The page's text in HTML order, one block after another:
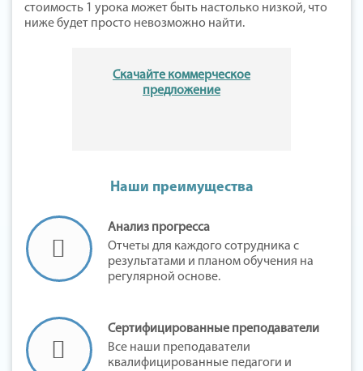
стоимость 1 урока может быть настолько низкой, что
ниже будет просто невозможно найти.
Скачайте коммерческое
предложение
Наши преимущества
Анализ прогресса
Отчеты для каждого сотрудника с
результатами и планом обучения на
регулярной основе.
Сертифицированные преподаватели
Все наши преподаватели
квалифицированные педагоги и